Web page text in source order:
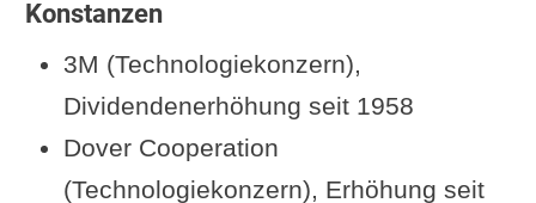
Konstanzen
3M (Technologiekonzern),
Dividendenerhöhung seit 1958
Dover Cooperation
(Technologiekonzern), Erhöhung seit